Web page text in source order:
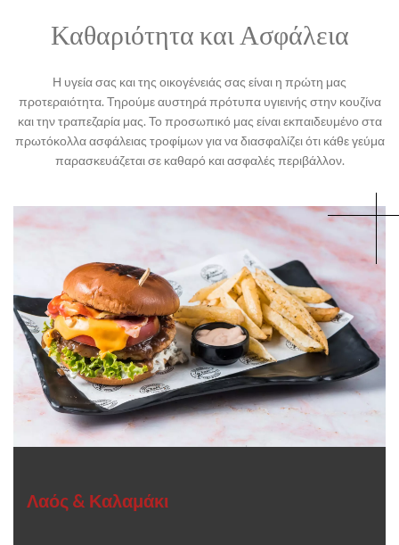
Καθαριότητα και Ασφάλεια
Η υγεία σας και της οικογένειάς σας είναι η πρώτη μας
προτεραιότητα. Τηρούμε αυστηρά πρότυπα υγιεινής στην κουζίνα
και την τραπεζαρία μας. Το προσωπικό μας είναι εκπαιδευμένο στα
πρωτόκολλα ασφάλειας τροφίμων για να διασφαλίζει ότι κάθε γεύμα
παρασκευάζεται σε καθαρό και ασφαλές περιβάλλον.
Λαός & Καλαμάκι